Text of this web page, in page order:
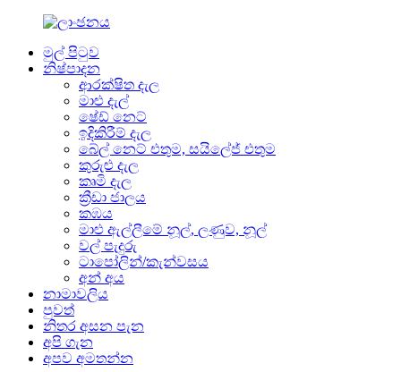
මුල් පිටුව
නිෂ්පාදන
ආරක්ෂිත දැල
මාළු දැල්
ෂේඩ් නෙට්
ඉදිකිරීම් දැල
බේල් නෙට් එතුම, සයිලේජ් එතුම
කුරුළු දැල
කෘමි දැල
ක්‍රීඩා ජාලය
කඹය
මාළු ඇල්ලීමේ නූල්, ලණුව, නූල්
වල් පැදුරු
ටාපෝලින්/කැන්වසය
අන් අය
නාමාවලිය
පුවත්
නිතර අසන පැන
අපි ගැන
අපව අමතන්න